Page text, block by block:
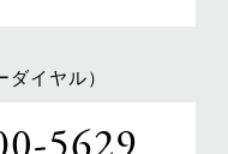
イヤル）